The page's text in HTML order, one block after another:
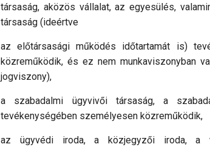
társaság, aközös vállalat, az egyesülés,
társaság (ideért­ve
az elő­társasági működés időtartamát is)
közreműködik, és ez nem munkaviszonyban
jogviszony),
a szabadalmi ügyvivői társaság, a
tevékenységében szemé­lye­sen közreműködik,
az ügyvédi iroda, a közjegyzői iroda, a